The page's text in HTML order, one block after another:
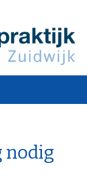
nodig